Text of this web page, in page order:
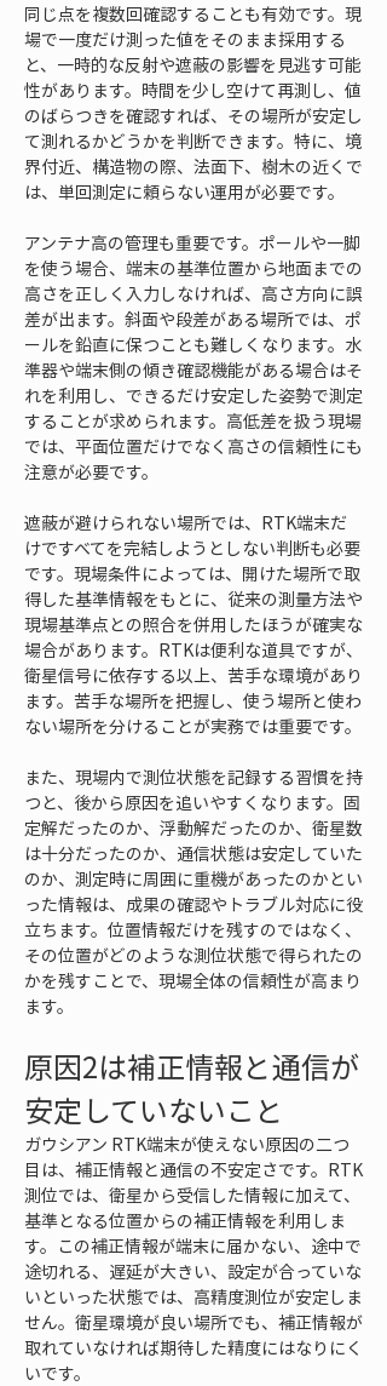
同じ点を複数回確認することも有効です。現
場で一度だけ測った値をそのまま採用する
と、一時的な反射や遮蔽の影響を見逃す可能
性があります。時間を少し空けて再測し、値
のばらつきを確認すれば、その場所が安定し
て測れるかどうかを判断できます。特に、境
界付近、構造物の際、法面下、樹木の近くで
は、単回測定に頼らない運用が必要です。
アンテナ高の管理も重要です。ポールや一脚
を使う場合、端末の基準位置から地面までの
高さを正しく入力しなければ、高さ方向に誤
差が出ます。斜面や段差がある場所では、ポ
ールを鉛直に保つことも難しくなります。水
準器や端末側の傾き確認機能がある場合はそ
れを利用し、できるだけ安定した姿勢で測定
することが求められます。高低差を扱う現場
では、平面位置だけでなく高さの信頼性にも
注意が必要です。
遮蔽が避けられない場所では、RTK端末だ
けですべてを完結しようとしない判断も必要
です。現場条件によっては、開けた場所で取
得した基準情報をもとに、従来の測量方法や
現場基準点との照合を併用したほうが確実な
場合があります。RTKは便利な道具ですが、
衛星信号に依存する以上、苦手な環境があり
ます。苦手な場所を把握し、使う場所と使わ
ない場所を分けることが実務では重要です。
また、現場内で測位状態を記録する習慣を持
つと、後から原因を追いやすくなります。固
定解だったのか、浮動解だったのか、衛星数
は十分だったのか、通信状態は安定していた
のか、測定時に周囲に重機があったのかとい
った情報は、成果の確認やトラブル対応に役
立ちます。位置情報だけを残すのではなく、
その位置がどのような測位状態で得られたの
かを残すことで、現場全体の信頼性が高まり
ます。
原因2は補正情報と通信が
安定していないこと
ガウシアン RTK端末が使えない原因の二つ
目は、補正情報と通信の不安定さです。RTK
測位では、衛星から受信した情報に加えて、
基準となる位置からの補正情報を利用しま
す。この補正情報が端末に届かない、途中で
途切れる、遅延が大きい、設定が合っていな
いといった状態では、高精度測位が安定しま
せん。衛星環境が良い場所でも、補正情報が
取れていなければ期待した精度にはなりにく
いです。